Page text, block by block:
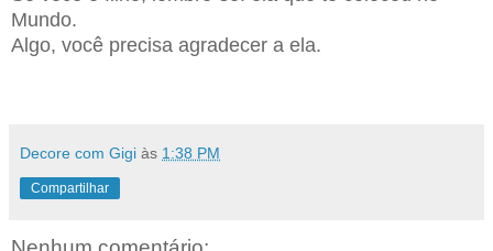
Mundo.
Algo, você precisa agradecer a ela.
Decore com Gigi às 1:38 PM
Compartilhar